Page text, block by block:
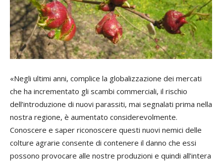
«Negli ultimi anni, complice la globalizzazione dei mercati
che ha incrementato gli scambi commerciali, il rischio
dell’introduzione di nuovi parassiti, mai segnalati prima nella
nostra regione, è aumentato considerevolmente.
Conoscere e saper riconoscere questi nuovi nemici delle
colture agrarie consente di contenere il danno che essi
possono provocare alle nostre produzioni e quindi all’intera